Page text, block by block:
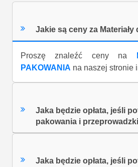
Jakie są ceny za
Proszę znaleźć ceny na
PAKOWANIA na naszej stronie
Jaka będzie opłata, jeśli
pakowania i
Jaka będzie opłata, jeśli